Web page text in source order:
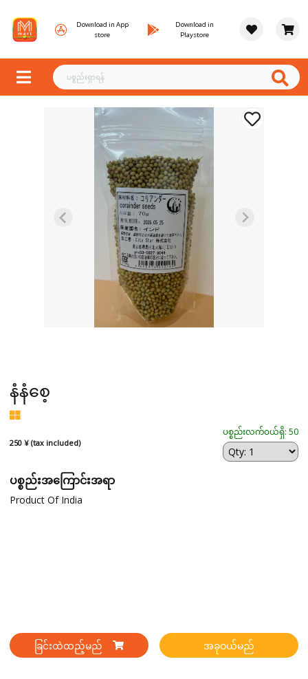
Download in App
store
Download in
Playstore
နံနံစေ့
250 ¥ (tax included)
ပစ္စည်းလက်ဝယ်ရှိ: 50
ပစ္စည်းအကြောင်းအရာ
Product Of India
ခြင်းထဲထည့်မည် အခုဝယ်မည်